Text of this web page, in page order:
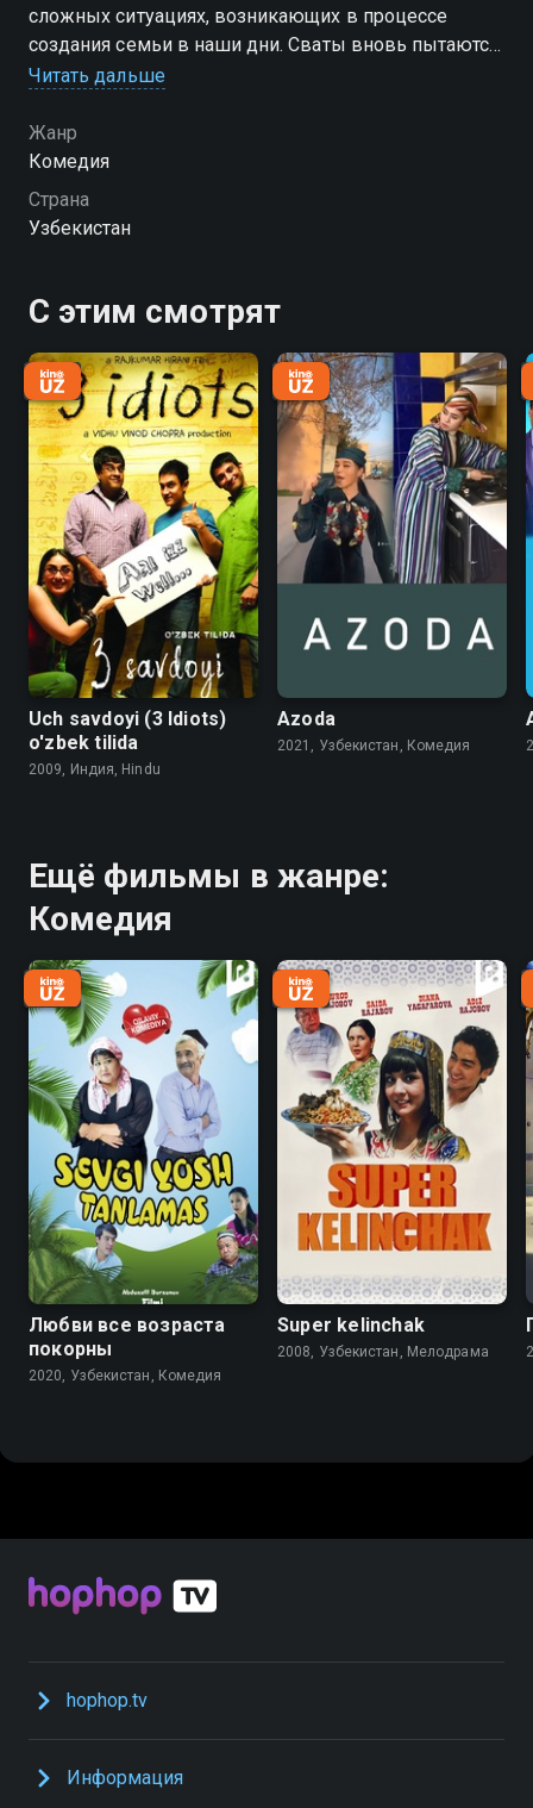
сложных ситуациях, возникающих в процессе
создания семьи в наши дни. Сваты вновь пытаются
подтолкнуть к браку еще одну молодую пару,
разные взгляды на жизнь и неожиданные
обстоятельства сильно запутывают дело. На
протяжении всего фильма герои переосмысливают
понятия любви, доверия и отношений в
Читать дальше
Жанр
Комедия
Страна
Узбекистан
С этим смотрят
Uch savdoyi (3 Idiots)
o'zbek tilida
2009, Индия, Hindu
Azoda
2021, Узбекистан, Комедия
Ещё фильмы в жанре:
Комедия
Любви все возраста
покорны
2020, Узбекистан, Комедия
Super kelinchak
2008, Узбекистан, Мелодрама
hophop.tv
Информация